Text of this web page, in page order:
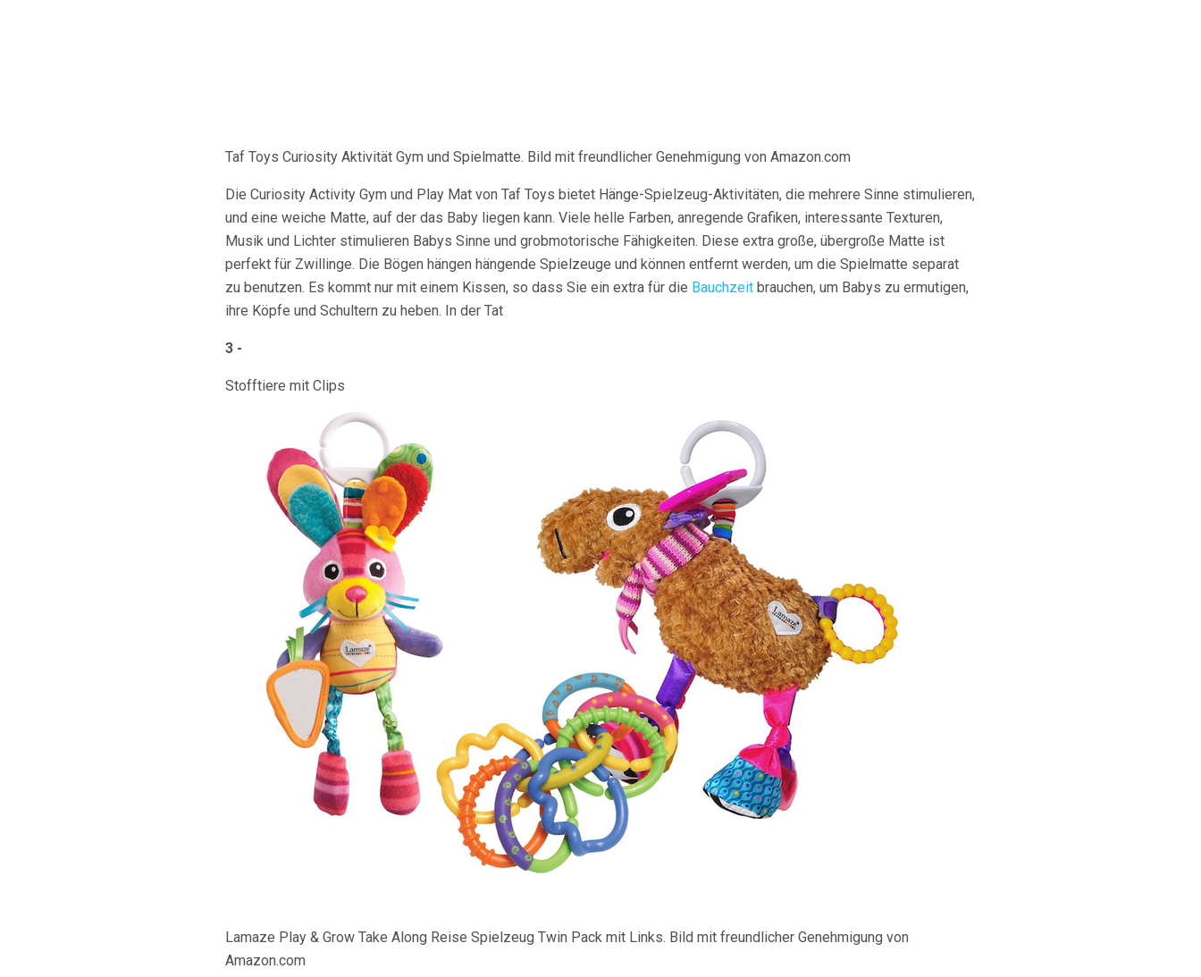
Taf Toys Curiosity Aktivität Gym und Spielmatte. Bild mit freundlicher Genehmigung von Amazon.com
Die Curiosity Activity Gym und Play Mat von Taf Toys bietet Hänge-Spielzeug-Aktivitäten, die mehrere Sinne stimulieren,
und eine weiche Matte, auf der das Baby liegen kann. Viele helle Farben, anregende Grafiken, interessante Texturen,
Musik und Lichter stimulieren Babys Sinne und grobmotorische Fähigkeiten. Diese extra große, übergroße Matte ist
perfekt für Zwillinge. Die Bögen hängen hängende Spielzeuge und können entfernt werden, um die Spielmatte separat
zu benutzen. Es kommt nur mit einem Kissen, so dass Sie ein extra für die Bauchzeit brauchen, um Babys zu ermutigen,
ihre Köpfe und Schultern zu heben. In der Tat
3 -
Stofftiere mit Clips
Lamaze Play & Grow Take Along Reise Spielzeug Twin Pack mit Links. Bild mit freundlicher Genehmigung von
Amazon.com